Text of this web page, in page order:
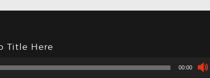
Title Here
00:00